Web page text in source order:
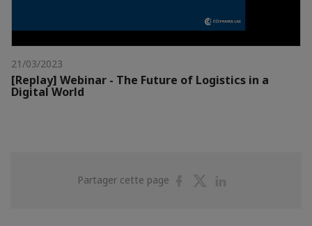
21/03/2023
[Replay] Webinar - The Future of Logistics in a
Digital World
Partager cette page
PartagerPartager